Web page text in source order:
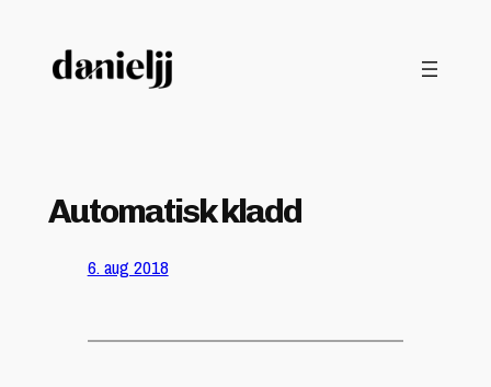
innhold
Automatisk kladd
6. aug 2018